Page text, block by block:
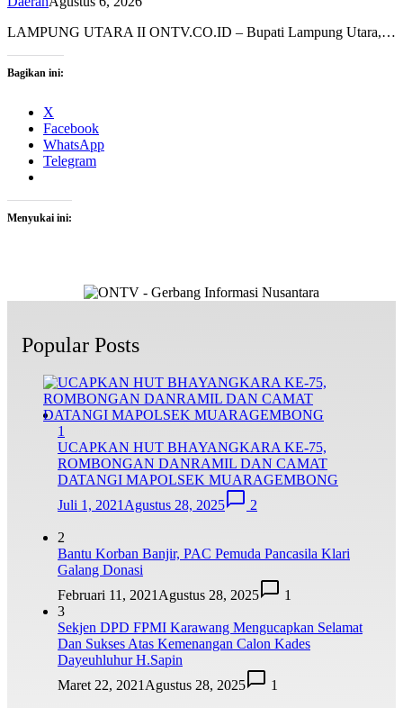
LAMPUNG UTARA II ONTV.CO.ID – Bupati Lampung Utara,…
Bagikan ini:
X
Facebook
WhatsApp
Telegram
Menyukai ini:
Popular Posts
1
UCAPKAN HUT BHAYANGKARA KE-75,
ROMBONGAN DANRAMIL DAN CAMAT
DATANGI MAPOLSEK MUARAGEMBONG
Juli 1, 2021Agustus 28, 2025 2
2
Bantu Korban Banjir, PAC Pemuda Pancasila Klari
Galang Donasi
Februari 11, 2021Agustus 28, 2025
1
3
Sekjen DPD FPMI Karawang Mengucapkan Selamat
Dan Sukses Atas Kemenangan Calon Kades
Dayeuhluhur H.Sapin
Maret 22, 2021Agustus 28, 2025 1